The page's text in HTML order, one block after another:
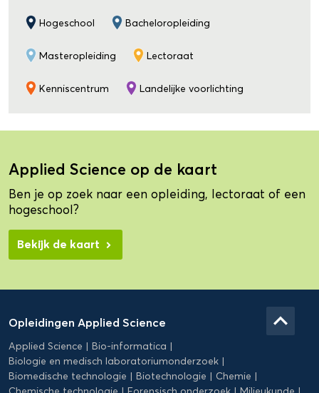
Hogeschool Bacheloropleiding
Masteropleiding Lectoraat
Kenniscentrum Landelijke voorlichting
Applied Science op de kaart
Ben je op zoek naar een opleiding, lectoraat of een
hogeschool?
Bekijk de kaart
Applied
Science
Opleidingen Applied Science
Applied Science
Bio-informatica
Biologie en medisch laboratoriumonderzoek
Biomedische technologie
Biotechnologie
Chemie
keyboard_arrow_up